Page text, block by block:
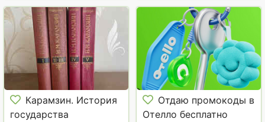
Карамзин. История
государства
Отдаю промокоды в
Отелло бесплатно